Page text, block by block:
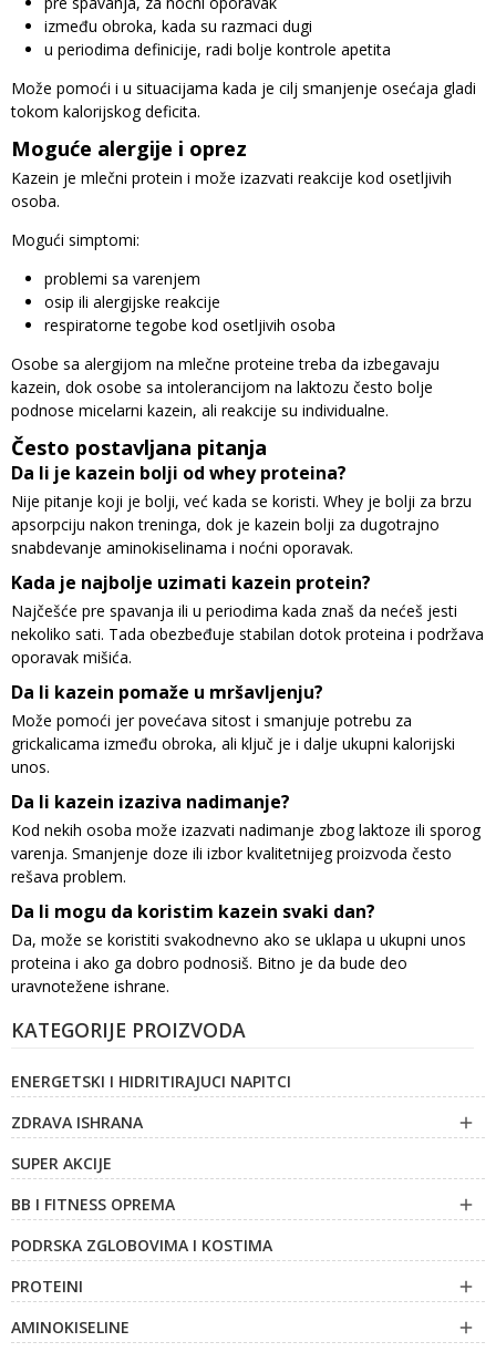
KATEGORIJE PROIZVODA
ENERGETSKI I HIDRITIRAJUCI NAPITCI
ZDRAVA ISHRANA

SUPER AKCIJE
BB I FITNESS OPREMA

PODRSKA ZGLOBOVIMA I KOSTIMA
PROTEINI

AMINOKISELINE 
između obroka, kada su razmaci dugi
u periodima definicije, radi bolje kontrole apetita
Može pomoći i u situacijama kada je cilj smanjenje osećaja gladi
tokom kalorijskog deficita.
Moguće alergije i oprez
Kazein je mlečni protein i može izazvati reakcije kod osetljivih
osoba.
Mogući simptomi:
problemi sa varenjem
osip ili alergijske reakcije
respiratorne tegobe kod osetljivih osoba
Osobe sa alergijom na mlečne proteine treba da izbegavaju
kazein, dok osobe sa intolerancijom na laktozu često bolje
podnose micelarni kazein, ali reakcije su individualne.
Često postavljana pitanja
Da li je kazein bolji od whey proteina?
Nije pitanje koji je bolji, već kada se koristi. Whey je bolji za brzu
apsorpciju nakon treninga, dok je kazein bolji za dugotrajno
snabdevanje aminokiselinama i noćni oporavak.
Kada je najbolje uzimati kazein protein?
Najčešće pre spavanja ili u periodima kada znaš da nećeš jesti
nekoliko sati. Tada obezbeđuje stabilan dotok proteina i podržava
oporavak mišića.
Da li kazein pomaže u mršavljenju?
Može pomoći jer povećava sitost i smanjuje potrebu za
grickalicama između obroka, ali ključ je i dalje ukupni kalorijski
unos.
Da li kazein izaziva nadimanje?
Kod nekih osoba može izazvati nadimanje zbog laktoze ili sporog
varenja. Smanjenje doze ili izbor kvalitetnijeg proizvoda često
rešava problem.
Da li mogu da koristim kazein svaki dan?
Da, može se koristiti svakodnevno ako se uklapa u ukupni unos
proteina i ako ga dobro podnosiš. Bitno je da bude deo
uravnotežene ishrane.